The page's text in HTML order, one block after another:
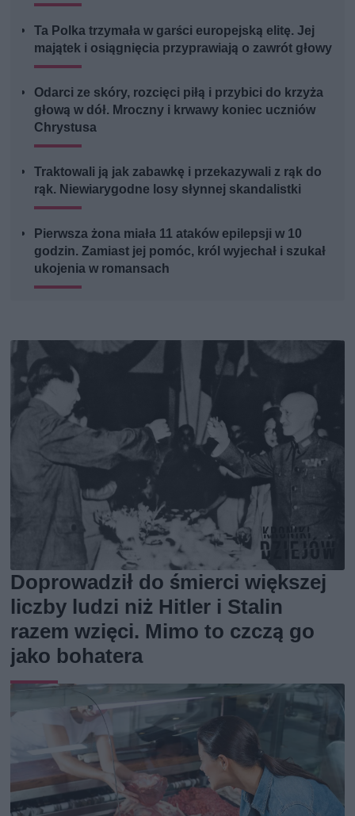
Ta Polka trzymała w garści europejską elitę. Jej
majątek i osiągnięcia przyprawiają o zawrót głowy
Odarci ze skóry, rozcięci piłą i przybici do krzyża
głową w dół. Mroczny i krwawy koniec uczniów
Chrystusa
Traktowali ją jak zabawkę i przekazywali z rąk do
rąk. Niewiarygodne losy słynnej skandalistki
Pierwsza żona miała 11 ataków epilepsji w 10
godzin. Zamiast jej pomóc, król wyjechał i szukał
ukojenia w romansach
Doprowadził do śmierci większej
liczby ludzi niż Hitler i Stalin
razem wzięci. Mimo to czczą go
jako bohatera